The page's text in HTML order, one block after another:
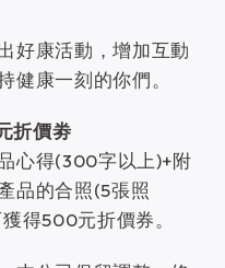
好康活動，增加互動
健康一刻的你們。
折價劵
心得(300字以上)+附
品的合照(5張照
得500元折價券。